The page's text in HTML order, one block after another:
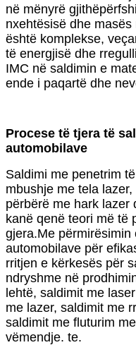
në mënyrë
nxehtësisë dhe
është komplekse,
të energjisë dhe
IMC në saldimin e
ende i paqartë dhe
Procese të tjera të
automobilave
Saldimi me penetrim
mbushje me tela
përbërë me hark lazer
kanë qenë teori më të
gjera.Me
automobilave për
rritjen e kërkesës për
ndryshme në
lehtë, saldimit me
me lazer, saldimit me
saldimit me fluturim
vëmendje. te.